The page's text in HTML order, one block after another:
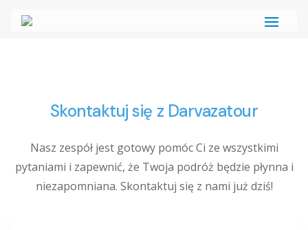
Skontaktuj się z Darvazatour
Nasz zespół jest gotowy pomóc Ci ze wszystkimi
pytaniami i zapewnić, że Twoja podróż będzie płynna i
niezapomniana. Skontaktuj się z nami już dziś!